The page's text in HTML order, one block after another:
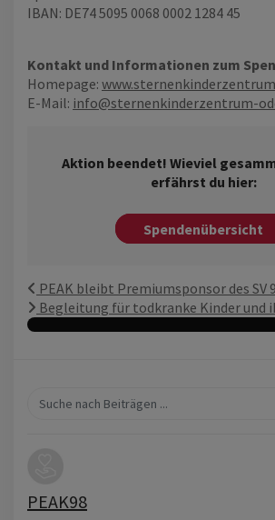
IBAN: DE74 5095 0068 0002 1284 45
Kontakt und Informationen zum
Homepage:
E-Mail: info@sternenkinderzentrum-
Aktion beendet! Wieviel
erfährst du hier:
Spendenübersicht
PEAK bleibt Premiumsponsor des SV
Begleitung für todkranke Kinder und
PEAK98